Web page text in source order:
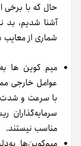
حال که با برخی
آشنا شدیم، بد
شماری از معایب
میم کوین ها
عوامل خارجی
با ‌سرعت و شدت
سرمایه‌گذاران
مناسب نیستند.